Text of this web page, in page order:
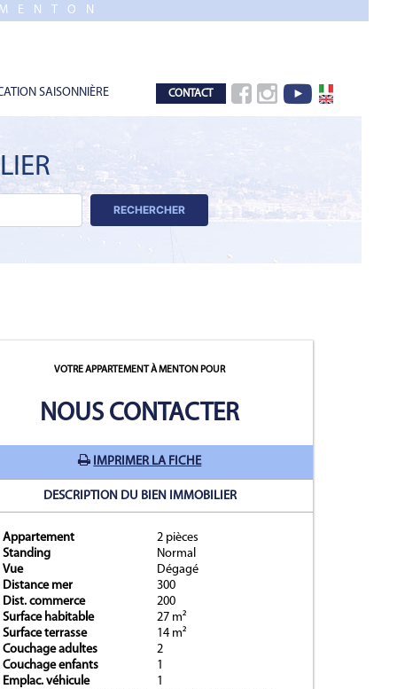
SAISONNIÈRE CONTACT
RECHERCHER
suivant
VOTRE APPARTEMENT À MENTON POUR
NOUS CONTACTER
IMPRIMER LA FICHE
DESCRIPTION DU BIEN IMMOBILIER
Appartement
2 pièces
Standing
Normal
Vue
Dégagé
Distance mer
300
Dist. commerce
200
Surface habitable
27 m²
Surface terrasse
14 m²
Couchage adultes
2
Couchage enfants
1
Emplac. véhicule
1